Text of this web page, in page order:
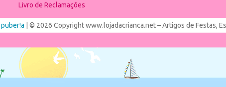
Livro de Reclamações
puber!a | © 2026 Copyright www.lojadacrianca.net – Artigos de Festas,